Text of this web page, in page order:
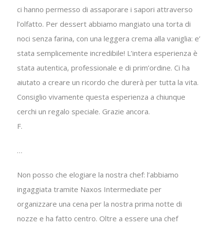
ci hanno permesso di assaporare i sapori attraverso
l’olfatto. Per dessert abbiamo mangiato una torta di
noci senza farina, con una leggera crema alla vaniglia: e’
stata semplicemente incredibile! L’intera esperienza è
stata autentica, professionale e di prim’ordine. Ci ha
aiutato a creare un ricordo che durerà per tutta la vita.
Consiglio vivamente questa esperienza a chiunque
cerchi un regalo speciale. Grazie ancora.
F.
…
Non posso che elogiare la nostra chef: l’abbiamo
ingaggiata tramite Naxos Intermediate per
organizzare una cena per la nostra prima notte di
nozze e ha fatto centro. Oltre a essere una chef